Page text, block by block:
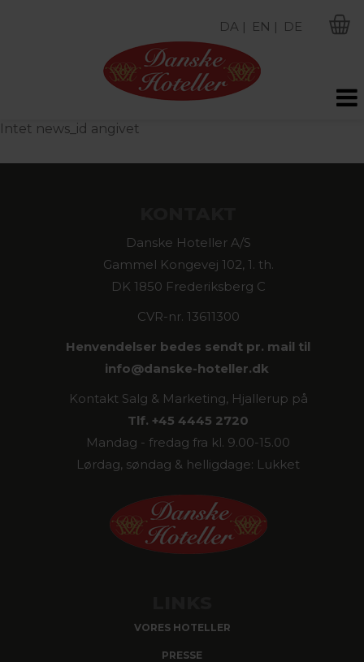
DA | EN | DE
Intet news_id angivet
Danske Hoteller A/S
Gammel Kongevej 102, 1. th.
DK 1850 Frederiksberg C
CVR-nr. 13611300
Henvendelser bedes sendt pr. mail til
info@danske-hoteller.dk
Kontakt Salg & Marketing, Hjallerup på
Tlf. +45 4445 2720
Mandag - fredag fra kl. 9.00-15.00
Lørdag, søndag & helligdage: Lukket
VORES HOTELLER
PRESSE